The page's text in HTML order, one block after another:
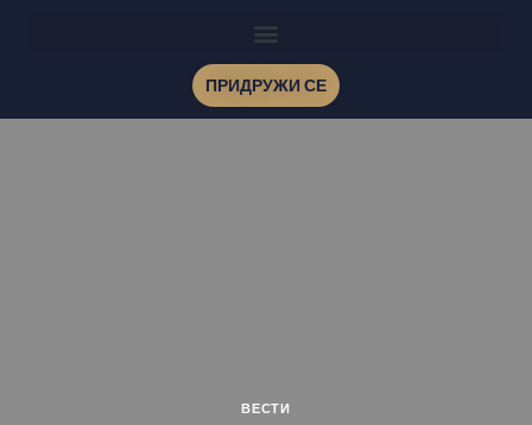
ПРИДРУЖИ СЕ
ВЕСТИ